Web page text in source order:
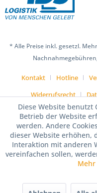
* Alle Preise inkl. gesetzl.
Kontakt Hotline
Widerrufsrecht
Diese Website benutzt
Betrieb der Website
werden. Andere
dieser Website erhöhen,
Interaktion mit anderen
vereinfachen sollen,